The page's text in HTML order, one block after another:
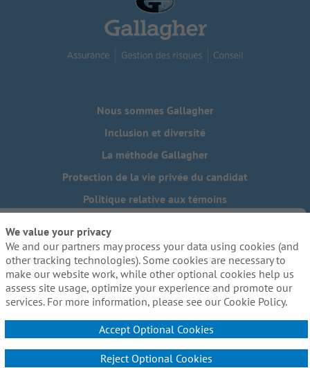
Nous sommes Gallagher
Inclusion et diversité
La méthode Gallagher
Protection de la vie privée du candidat
Politique relative aux témoins
Besoin de mesures d'adaptation raisonnables pour
compléter une partie de notre processus de candidature, y
compris l'utilisation de ce site web? Envoyez-nous un
courriel: Careers@ajg.com
We value your privacy
We and our partners may process your data using cookies (and
other tracking technologies). Some cookies are necessary to
make our website work, while other optional cookies help us
assess site usage, optimize your experience and promote our
services. For more information, please see our Cookie Policy.
Accept Optional Cookies
Reject Optional Cookies